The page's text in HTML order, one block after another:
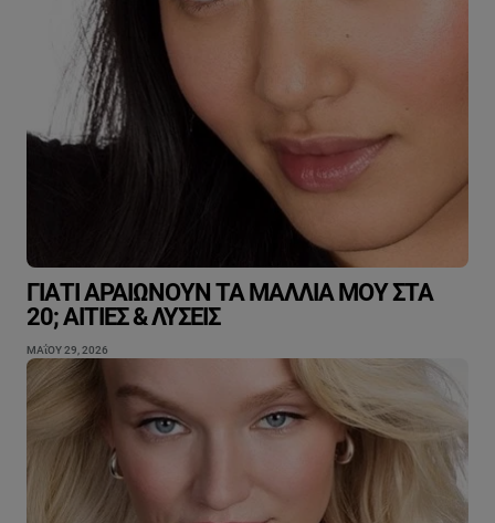
ΓΙΑΤΊ ΑΡΑΙΏΝΟΥΝ ΤΑ ΜΑΛΛΙΆ ΜΟΥ ΣΤΑ
20; ΑΙΤΊΕΣ & ΛΎΣΕΙΣ
ΜΑΐΟΥ 29, 2026